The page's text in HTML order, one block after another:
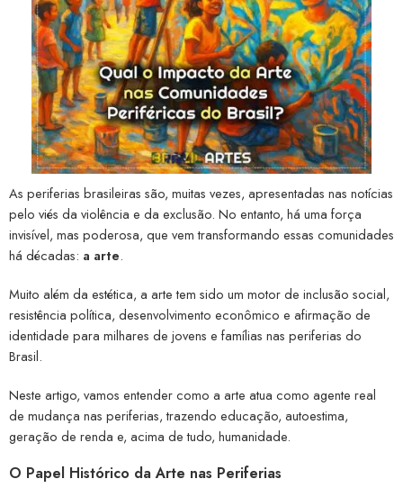
As periferias brasileiras são, muitas vezes, apresentadas nas notícias
pelo viés da violência e da exclusão. No entanto, há uma força
invisível, mas poderosa, que vem transformando essas comunidades
há décadas: a arte.
Muito além da estética, a arte tem sido um motor de inclusão social,
resistência política, desenvolvimento econômico e afirmação de
identidade para milhares de jovens e famílias nas periferias do
Brasil.
Neste artigo, vamos entender como a arte atua como agente real
de mudança nas periferias, trazendo educação, autoestima,
geração de renda e, acima de tudo, humanidade.
O Papel Histórico da Arte nas Periferias